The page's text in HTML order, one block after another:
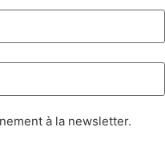
à la newsletter.